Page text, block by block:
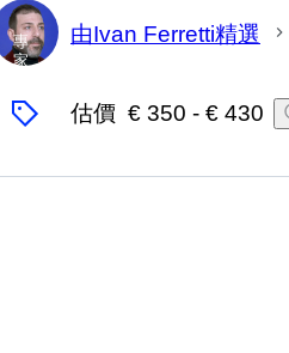
專
家
由Ivan Ferretti精選
估價 € 350 - € 430